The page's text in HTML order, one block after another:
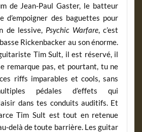
de Jean-Paul Gaster, le batteur
d’empoigner des baguettes pour
de lessive, Psychic Warfare, c’est
Rickenbacker au son énorme.
Tim Sult, il est réservé, il
remarque pas, et pourtant, tu ne
riffs imparables et cools, sans
pédales d’effets qui
dans tes conduits auditifs. Et
Tim Sult est tout en retenue
delà de toute barrière. Les guitar